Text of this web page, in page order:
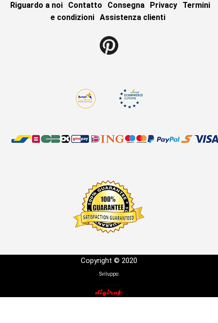
Riguardo a noi
Contatto Consegna Privacy
Termini
e condizioni Assistenza clienti
Copyright © 2020
Sviluppo: